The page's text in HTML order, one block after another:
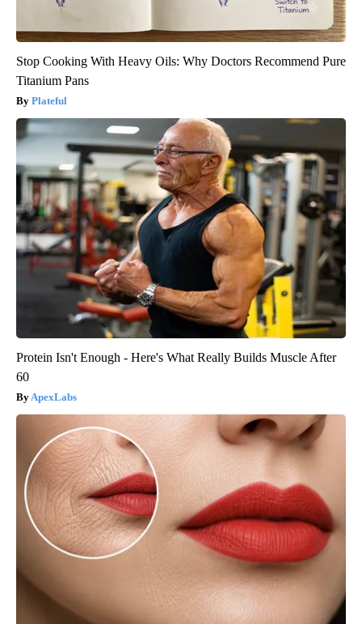
Stop Cooking With Heavy Oils: Why Doctors Recommend Pure
Titanium Pans
Plateful
Protein Isn't Enough - Here's What Really Builds Muscle After
60
ApexLabs